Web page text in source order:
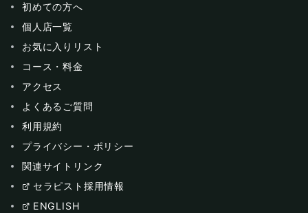
初めての方へ
個人店一覧
お気に入りリスト
コース・料金
アクセス
よくあるご質問
利用規約
プライバシー・ポリシー
関連サイトリンク
セラピスト採用情報
ENGLISH